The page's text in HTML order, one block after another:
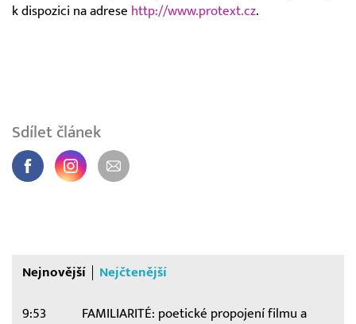
k dispozici na adrese http://www.protext.cz.
Sdílet článek
Nejnovější Nejčtenější
9:53
FAMILIARITÉ: poetické propojení filmu a